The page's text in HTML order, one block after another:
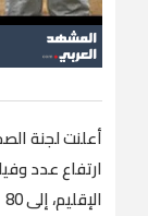
أعلنت لجنة
ارتفاع عدد
الإقليم، إلى 80 شخصًا.